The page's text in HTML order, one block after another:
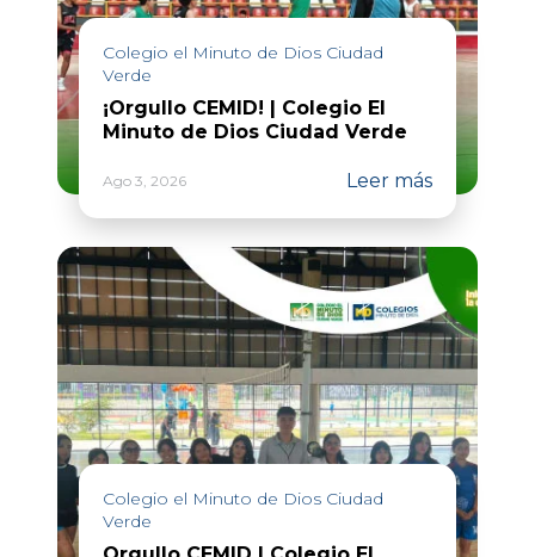
Colegio el Minuto de Dios Ciudad
Verde
¡Orgullo CEMID! | Colegio El
Minuto de Dios Ciudad Verde
Ago 3, 2026 Leer más
Colegio el Minuto de Dios Ciudad
Verde